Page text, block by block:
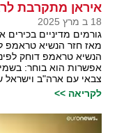
איראן מתקרבת
18 ב מרץ 2025
גורמים מדיניים
מאז חזר הנשיא טראמפ
הנשיא טראמפ דוחק
אפשרות הוא בוחר:
צבאי עם ארה"ב וישראל
לקריאה >>